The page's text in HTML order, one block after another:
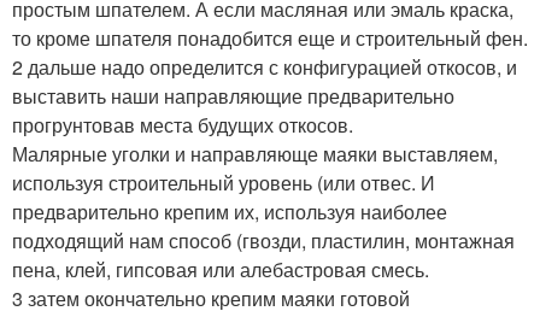
простым шпателем. А если масляная или эмаль краска,
то кроме шпателя понадобится еще и строительный фен.
2 дальше надо определится с конфигурацией откосов, и
выставить наши направляющие предварительно
прогрунтовав места будущих откосов.
Малярные уголки и направляюще маяки выставляем,
используя строительный уровень (или отвес. И
предварительно крепим их, используя наиболее
подходящий нам способ (гвозди, пластилин, монтажная
пена, клей, гипсовая или алебастровая смесь.
3 затем окончательно крепим маяки готовой